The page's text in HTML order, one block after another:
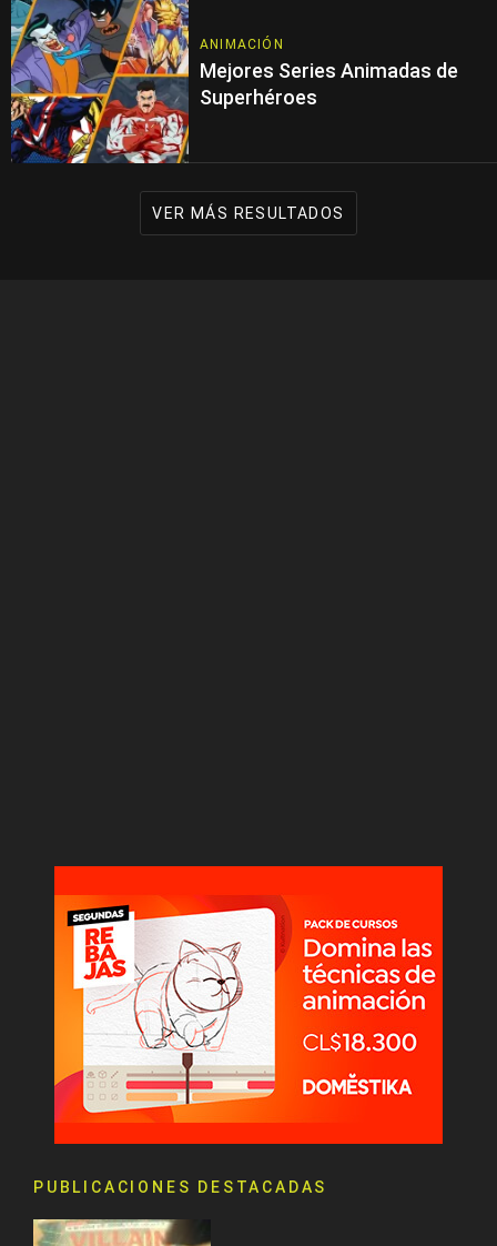
ANIMACIÓN
Mejores Series Animadas de
Superhéroes
VER MÁS RESULTADOS
PUBLICACIONES DESTACADAS